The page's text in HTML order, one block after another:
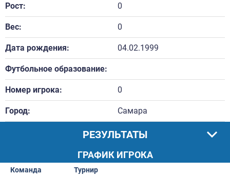
Рост: 0
Вес: 0
Дата рождения: 04.02.1999
Футбольное образование:
Номер игрока: 0
Город: Самара
РЕЗУЛЬТАТЫ
ГРАФИК ИГРОКА
Команда Турнир